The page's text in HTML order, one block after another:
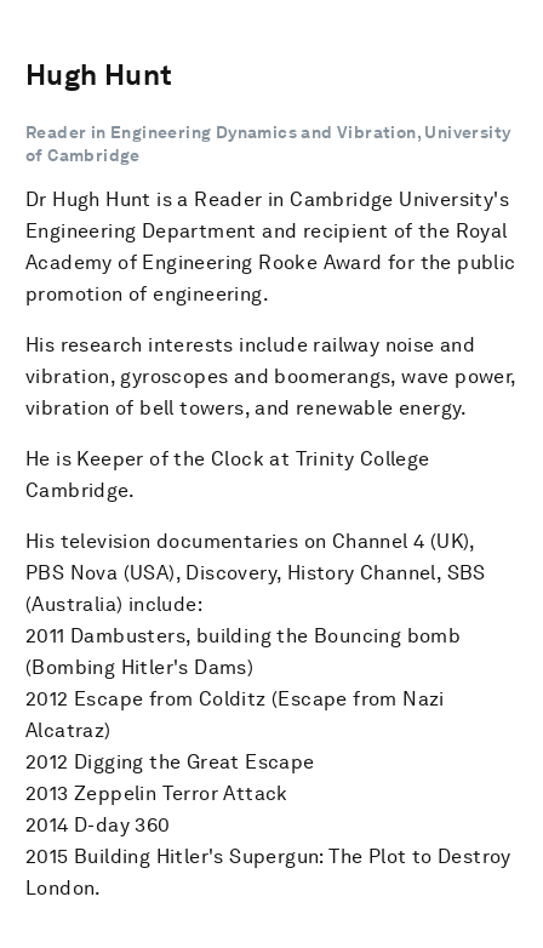
Hugh Hunt
Reader in Engineering Dynamics and Vibration, University
of Cambridge
Dr Hugh Hunt is a Reader in Cambridge University's
Engineering Department and recipient of the Royal
Academy of Engineering Rooke Award for the public
promotion of engineering.
His research interests include railway noise and
vibration, gyroscopes and boomerangs, wave power,
vibration of bell towers, and renewable energy.
He is Keeper of the Clock at Trinity College
Cambridge.
His television documentaries on Channel 4 (UK),
PBS Nova (USA), Discovery, History Channel, SBS
(Australia) include:
2011 Dambusters, building the Bouncing bomb
(Bombing Hitler's Dams)
2012 Escape from Colditz (Escape from Nazi
Alcatraz)
2012 Digging the Great Escape
2013 Zeppelin Terror Attack
2014 D-day 360
2015 Building Hitler's Supergun: The Plot to Destroy
London.